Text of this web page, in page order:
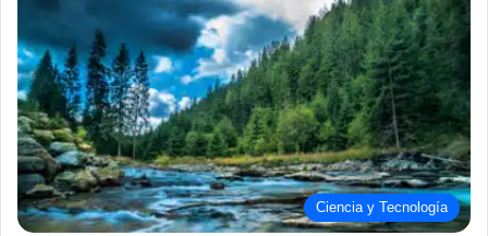
Ciencia y Tecnología